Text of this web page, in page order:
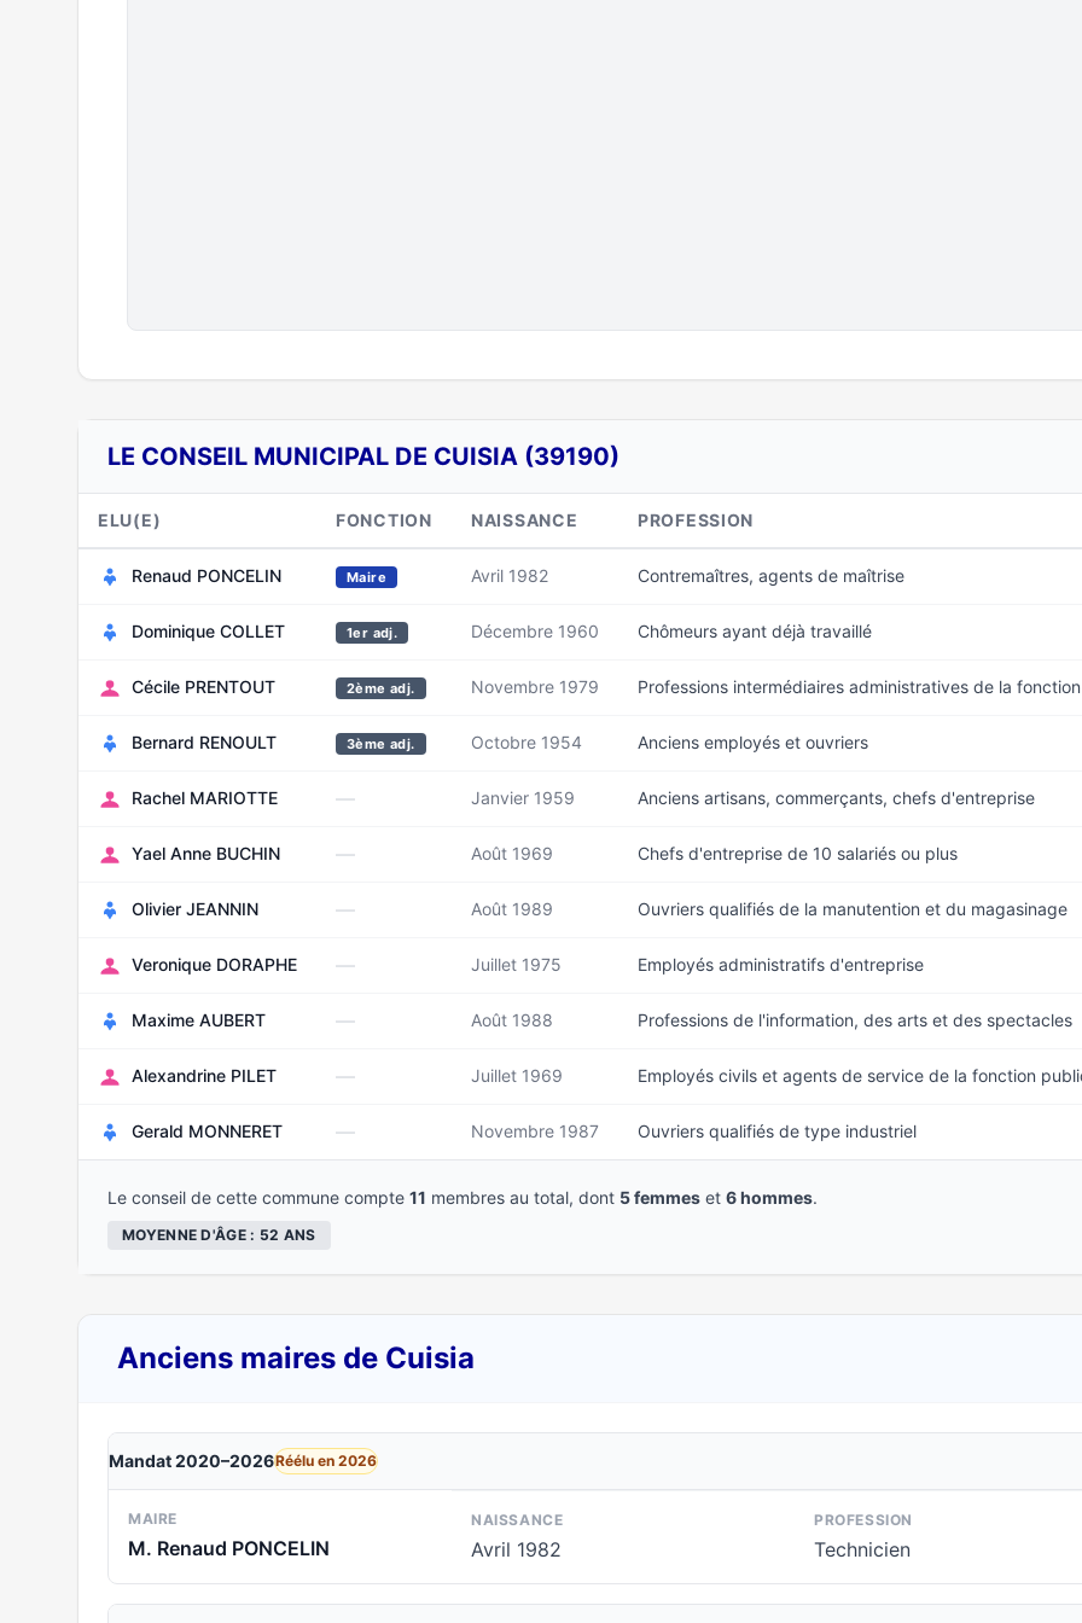
LE CONSEIL MUNICIPAL DE CUISIA (39190)
ELU(E) FONCTION NAISSANCE PROFESSION
Renaud PONCELIN Maire Avril 1982 Contremaîtres, agents de maîtrise
Dominique COLLET 1er adj. Décembre 1960 Chômeurs ayant déjà travaillé
Cécile PRENTOUT 2ème adj. Novembre 1979 Professions intermédiaires administratives de la
Bernard RENOULT 3ème adj. Octobre 1954 Anciens employés et ouvriers
Rachel MARIOTTE — Janvier 1959 Anciens artisans, commerçants, chefs d'entreprise
Yael Anne BUCHIN — Août 1969 Chefs d'entreprise de 10 salariés ou plus
Olivier JEANNIN — Août 1989 Ouvriers qualifiés de la manutention et du magasinage
Veronique DORAPHE — Juillet 1975 Employés administratifs d'entreprise
Maxime AUBERT — Août 1988 Professions de l'information, des arts et des spectacles
Alexandrine PILET — Juillet 1969 Employés civils et agents de service de la fonction
Gerald MONNERET — Novembre 1987 Ouvriers qualifiés de type industriel
Le conseil de cette commune compte 11 membres au total, dont 5 femmes et 6 hommes.
MOYENNE D'ÂGE : 52 ANS
Anciens maires de Cuisia
Mandat 2020–2026Réélu en 2026
MAIRE
M. Renaud PONCELIN
NAISSANCE
Avril 1982
PROFESSION
Technicien